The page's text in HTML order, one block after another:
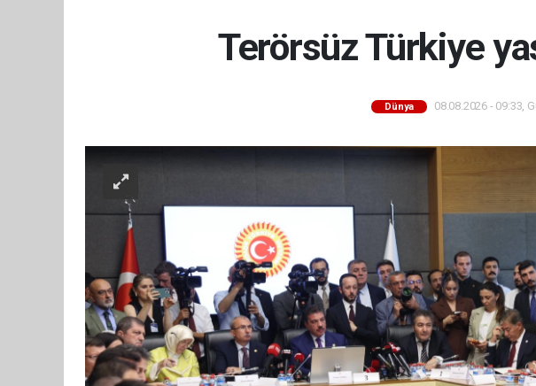
Terörsüz Türkiye
Dünya 08.08.2026 - 09:33,